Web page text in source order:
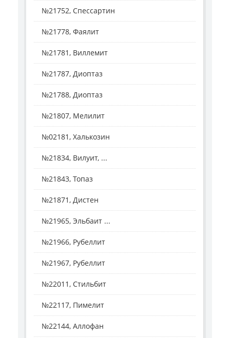
№21752, Спессартин
№21778, Фаялит
№21781, Виллемит
№21787, Диоптаз
№21788, Диоптаз
№21807, Мелилит
№02181, Халькозин
№21834, Вилуит, ...
№21843, Топаз
№21871, Дистен
№21965, Эльбаит ...
№21966, Рубеллит
№21967, Рубеллит
№22011, Стильбит
№22117, Пимелит
№22144, Аллофан